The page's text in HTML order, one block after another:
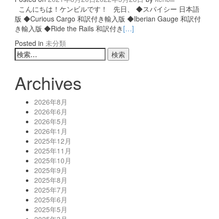
こんにちは！ケンビルです！ 先日、 ◆スパイシー 日本語
版 ◆Curious Cargo 和訳付き輸入版 ◆Iberian Gauge 和訳付
き輸入版 ◆Ride the Rails 和訳付き […]
Posted in 未分類
Posts
navigation
検
索:
Archives
2026年8月
2026年6月
2026年5月
2026年1月
2025年12月
2025年11月
2025年10月
2025年9月
2025年8月
2025年7月
2025年6月
2025年5月